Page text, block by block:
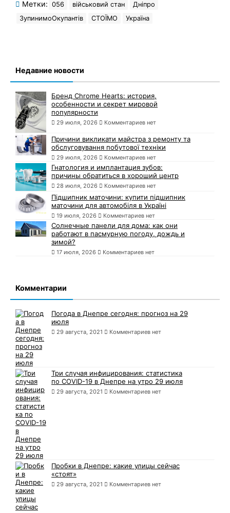
Метки: 056 військовий стан
Дніпро
ЗупинимоОкупантів
СТОЇМО Україна
Недавние новости
Бренд Chrome Hearts: история,
особенности и секрет мировой
популярности
29 июля, 2026 Комментариев нет
Причини викликати майстра з ремонту та
обслуговування побутової техніки
29 июля, 2026 Комментариев нет
Гнатология и имплантация зубов:
причины обратиться в хороший центр
28 июля, 2026 Комментариев нет
Підшипник маточини: купити підшипник
маточини для автомобіля в Україні
19 июля, 2026 Комментариев нет
Солнечные панели для дома: как они
работают в пасмурную погоду, дождь и
зимой?
17 июля, 2026 Комментариев нет
Комментарии
Погода в Днепре сегодня: прогноз на 29
июля
29 августа, 2021 Комментариев нет
Три случая инфицирования: статистика
по COVID-19 в Днепре на утро 29 июля
29 августа, 2021 Комментариев нет
Пробки в Днепре: какие улицы сейчас
«стоят»
29 августа, 2021 Комментариев нет